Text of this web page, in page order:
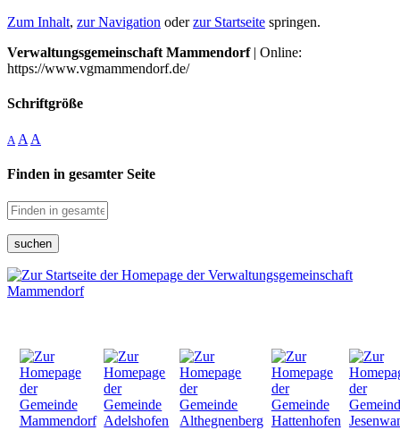
Zum Inhalt, zur Navigation oderzur Startseite springen.
Verwaltungsgemeinschaft Mammendorf| Online:
https://www.vgmammendorf.de/
Schriftgröße
A A A
Finden in gesamter Seite
suchen